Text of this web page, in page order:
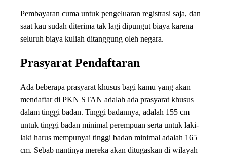
Pembayaran cuma untuk pengeluaran registrasi saja, dan
saat kau sudah diterima tak lagi dipungut biaya karena
seluruh biaya kuliah ditanggung oleh negara.
Prasyarat Pendaftaran
Ada beberapa prasyarat khusus bagi kamu yang akan
mendaftar di PKN STAN adalah ada prasyarat khusus
dalam tinggi badan. Tinggi badannya, adalah 155 cm
untuk tinggi badan minimal perempuan serta untuk laki-
laki harus mempunyai tinggi badan minimal adalah 165
cm. Sebab nantinya mereka akan ditugaskan di wilayah